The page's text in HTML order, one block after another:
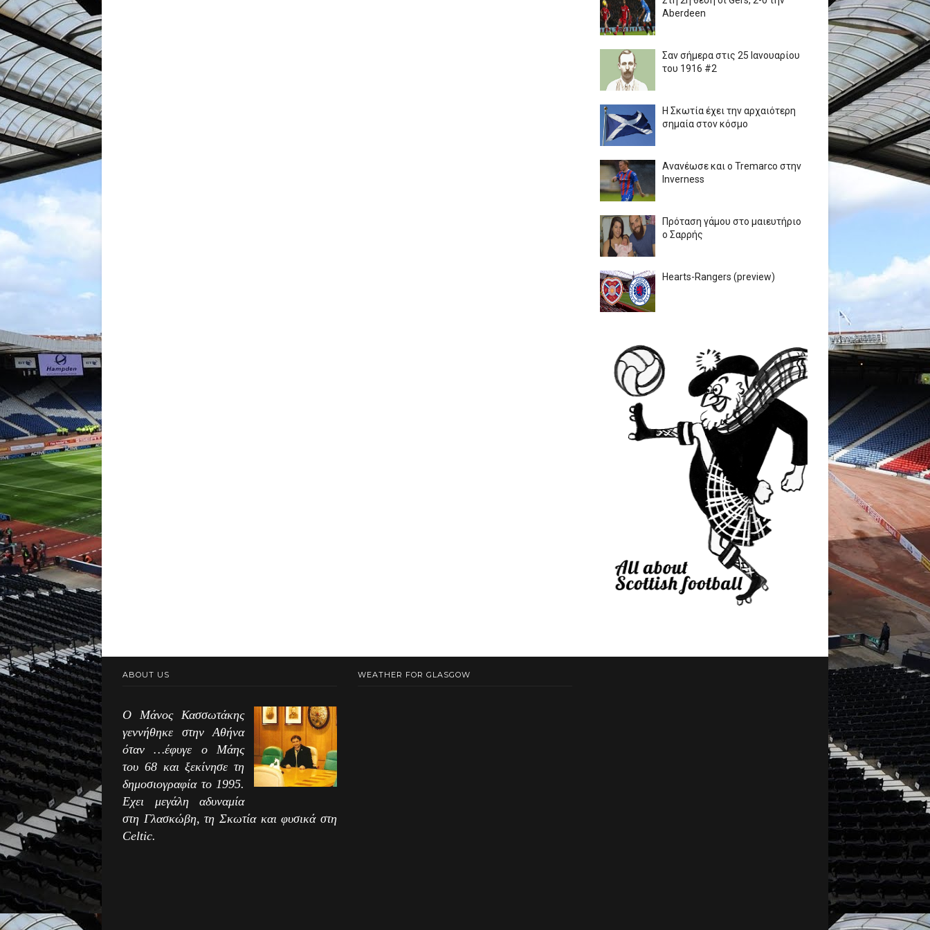
Aberdeen
Σαν σήμερα στις 25 Ιανουαρίου
του 1916 #2
Η Σκωτία έχει την αρχαιότερη
σημαία στον κόσμο
Ανανέωσε και ο Tremarco στην
Inverness
Πρόταση γάμου στο μαιευτήριο
ο Σαρρής
Hearts-Rangers (preview)
ABOUT US
Ο Μάνος Κασσωτάκης
γεννήθηκε στην Αθήνα
όταν …έφυγε ο Μάης
του 68 και ξεκίνησε τη
δημοσιογραφία το 1995.
Εχει μεγάλη αδυναμία
στη Γλασκώβη, τη Σκωτία και φυσικά στη
Celtic.
WEATHER FOR GLASGOW